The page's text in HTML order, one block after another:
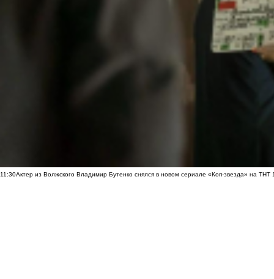
11:30Актер из Волжского Владимир Бутенко снялся в новом сериале «Коп-звезда» на ТНТ